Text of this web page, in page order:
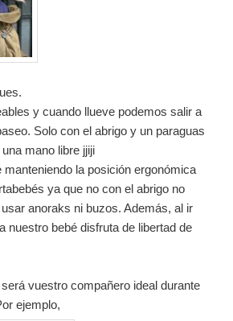
y cuando llueve podemos salir a
Solo con el abrigo y un paraguas
mano libre jjiji
manteniendo la posición ergonómica
ya que no con el abrigo no
anoraks ni buzos. Además, al ir
nuestro bebé disfruta de libertad de
vuestro compañero ideal durante
ejemplo,